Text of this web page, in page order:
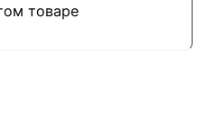
товаре